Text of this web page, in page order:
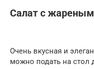
Салат с
Очень вкусная и
можно подать на